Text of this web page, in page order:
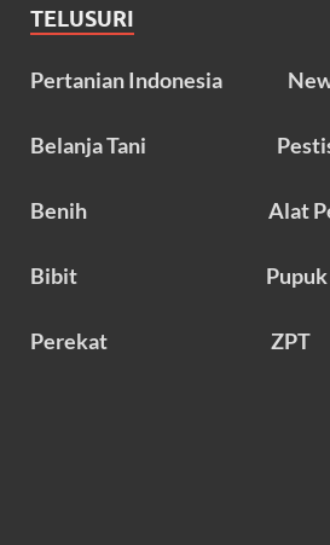
TELUSURI
Pertanian Indonesia
Belanja Tani
Benih Alat
Bibit Pupuk
Perekat ZPT